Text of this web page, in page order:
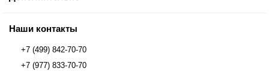
Наши контакты
+7 (499) 842-70-70
+7 (977) 833-70-70